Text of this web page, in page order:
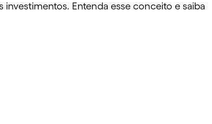
Entenda esse conceito e saiba